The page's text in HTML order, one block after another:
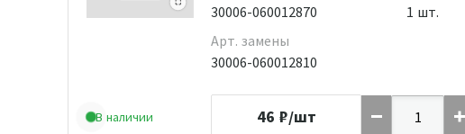
В наличии
30006-060012870
Арт. замены
30006-060012810
1 шт.
46 ₽/шт